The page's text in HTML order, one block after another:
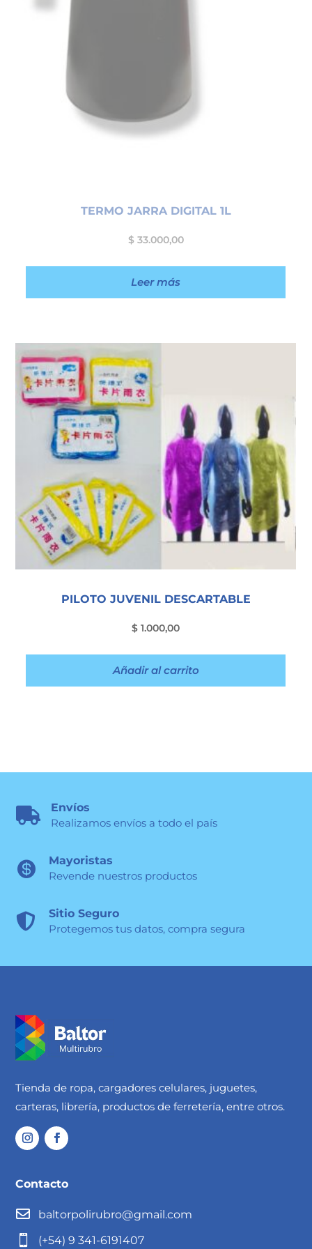
TERMO JARRA DIGITAL 1L
$ 33.000,00
Leer más
PILOTO JUVENIL DESCARTABLE
$ 1.000,00
Añadir al carrito

Envíos
Realizamos envíos a todo el país

Mayoristas
Revende nuestros productos

Sitio Seguro
Protegemos tus datos, compra segura
Tienda de ropa, cargadores celulares, juguetes,
carteras, librería, productos de ferretería, entre otros.
Contacto
 baltorpolirubro@gmail.com
 (+54) 9 341-6191407